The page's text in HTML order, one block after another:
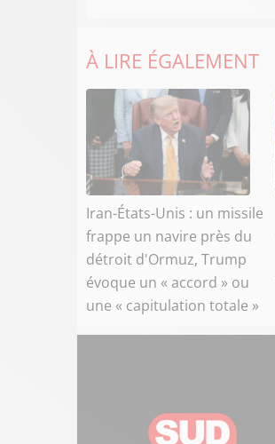
À LIRE ÉGALEMENT
Iran-États-Unis : un missile
frappe un navire près du
détroit d'Ormuz, Trump
évoque un « accord » ou
une « capitulation totale »